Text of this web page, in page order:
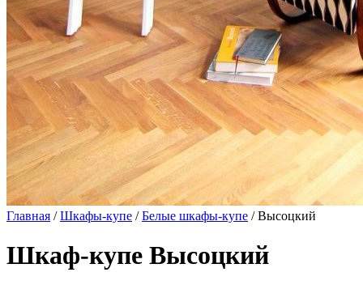
Главная /Шкафы-купе /Белые шкафы-купе / Высоцкий
Шкаф-купе Высоцкий